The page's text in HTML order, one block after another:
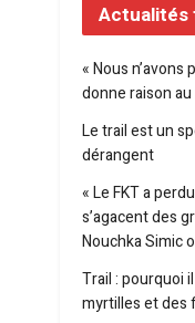
Actualités
« Nous n’avons
donne raison
Le trail est un
dérangent
« Le FKT a
s’agacent des
Nouchka Simic
Trail : pourquoi
myrtilles et des